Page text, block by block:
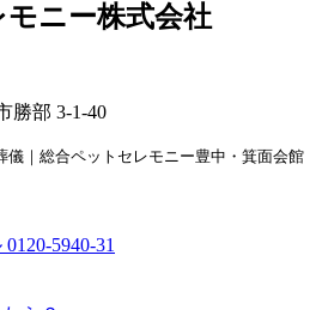
ニー株式会社
勝部 3-1-40
儀｜総合ペットセレモニー豊中・箕面会館
0120-5940-31